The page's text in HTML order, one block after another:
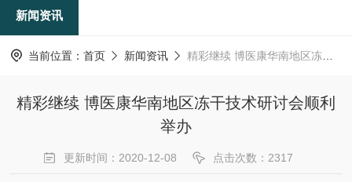
新闻资讯
当前位置： 首页 新闻资讯 精彩继续 博医康华南地区冻干技术研讨会顺利举办
精彩继续 博医康华南地区冻干技术研讨会顺利
举办
更新时间：2020-12-08 点击次数：2317